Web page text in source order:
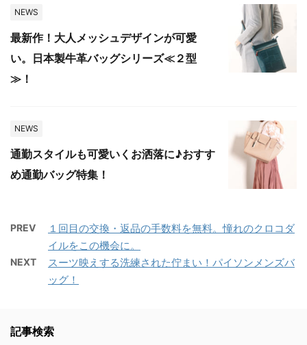
NEWS
最新作！大人メッシュデザインが可愛
い。日本製牛革バッグシリーズ≪２型
≫！
NEWS
通勤スタイルも可愛いくお洒落に♪おすす
め通勤バッグ特集！
PREV
１回目の交換・返品の手数料を無料。憧れのクロコダ
イルをこの機会に。
NEXT
スーツ映えする洗練された佇まい！パイソンメンズバ
ッグ！
記事検索